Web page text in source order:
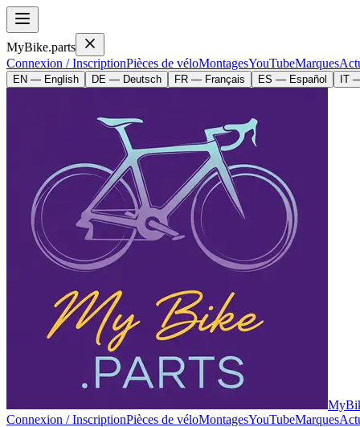
MyBike.parts
Connexion / InscriptionPièces de véloMontagesYouTubeMarques
EN — English DE — Deutsch FR — Français ES — Español IT
Connexion / InscriptionPièces de véloMontagesYouTubeMarques